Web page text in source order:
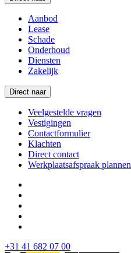
Aanbod
Lease
Schade
Onderhoud
Diensten
Zakelijk
Direct naar
Veelgestelde vragen
Vestigingen
Contactformulier
Klachten
Direct contact
Werkplaatsafspraak plannen
+31 41 682 07 00